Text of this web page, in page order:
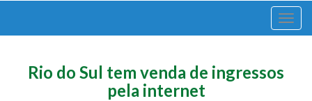
Rio do Sul tem venda de ingressos
pela internet